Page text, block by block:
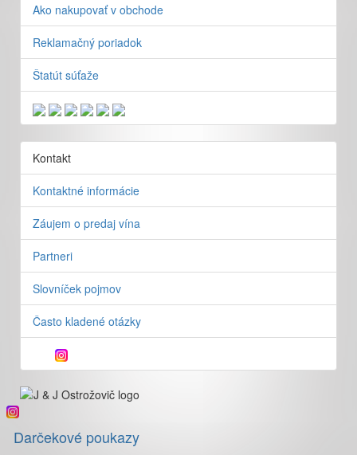
Ako nakupovať v obchode
Reklamačný poriadok
Štatút súťaže
Kontakt
Kontaktné informácie
Záujem o predaj vína
Partneri
Slovníček pojmov
Často kladené otázky
Darčekové poukazy